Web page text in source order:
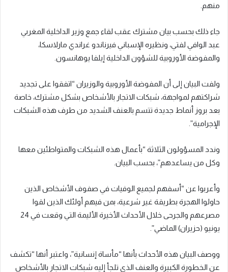
منهم.
جاء ذلك بحسب بيان مشترك عقب لقاء جمع وزير الداخلية المغربي
عبد الوافي لفتي، ونظيره الإسباني فيرناندو غراندي مارلاسكا،
والمفوضة الأوروبية للشؤون الداخلية إيلفا يوهانسون.
ولفت البيان إلى أن المفوضة الأوروبية والوزيران “اتفقوا على تجديد
شراكتهم لمواجهة، شبكات الاتجار بالأشخاص بشكل مشترك، خاصة
بعد بروز أنماط جديدة تتسم بالعنف الشديد من طرف هذه الشبكات
الإجرامية”.
وندد المسؤولون الثلاثة “بأعمال هذه الشبكات والمتواطئين معها
وكل من يساعدهم”، بحسب البيان.
وأعربوا عن “أسفهم لجميع الوفيات في صفوف الأشخاص الذين
حاولوا الهجرة بطريقة غير شرعية، بمن فيهم أولئك الذين لقوا
مصرعهم والجرحى خلال الأحداث الأخيرة الأليمة التي وقعت في 24
يونيو (حزيران) الماضي”.
ووصف البيان هذه الأحداث بأنها “مأساة إنسانية”، واعتبر أنها “تكشف
عن الخطورة الكبيرة والعنف الذي تلجأ إليه شبكات الاتجار بالأشخاص